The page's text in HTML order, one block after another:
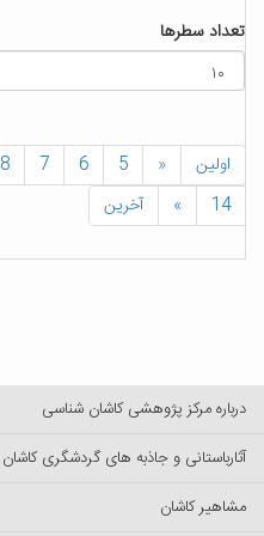
تعداد سطرها
اولین «
5
6
7
8
14
» آخرین
درباره مرکز پژوهشی کاشان شناسی
آثارباستانی و جاذبه های گردشگری کاشان
مشاهیر کاشان